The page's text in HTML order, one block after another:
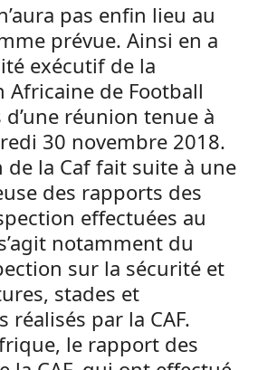
pas enfin lieu au
prévue. Ainsi en a
exécutif de la
Africaine de Football
réunion tenue à
30 novembre 2018.
de la Caf fait suite à une
des rapports des
effectuées au
notamment du
sur la sécurité et
stades et
réalisés par la CAF.
le rapport des